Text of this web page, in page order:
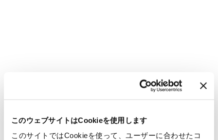
このウェブサイトはCookieを使用します
このサイトではCookieを使って、ユーザーに合わせたコ